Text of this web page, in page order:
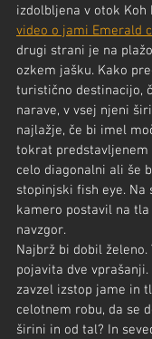
izdolbljena v otok Koh
video o jami Emerald
drugi strani je na
ozkem jašku. Kako
turistično destinacijo,
narave, v vsej njeni
najlažje, če bi imel
tokrat
celo diagonalni ali še
stopinjski fish eye. Na
kamero postavil na
navzgor.
Najbrž bi dobil želeno.
pojavita dve
zavzel izstop jame in
celotnem robu, da se
širini in od tal? In